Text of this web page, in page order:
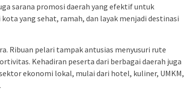
sarana promosi daerah yang efektif untuk
yang sehat, ramah, dan layak menjadi destinasi
Ribuan pelari tampak antusias menyusuri rute
Kehadiran peserta dari berbagai daerah juga
ekonomi lokal, mulai dari hotel, kuliner, UMKM,